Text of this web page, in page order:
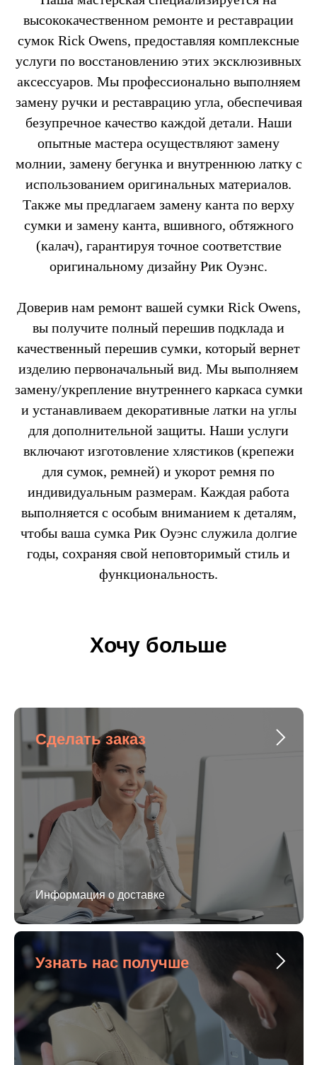
высококачественном ремонте и реставрации
сумок Rick Owens, предоставляя комплексные
услуги по восстановлению этих эксклюзивных
аксессуаров. Мы профессионально выполняем
замену ручки и реставрацию угла, обеспечивая
безупречное качество каждой детали. Наши
опытные мастера осуществляют замену
молнии, замену бегунка и внутреннюю латку с
использованием оригинальных материалов.
Также мы предлагаем замену канта по верху
сумки и замену канта, вшивного, обтяжного
(калач), гарантируя точное соответствие
оригинальному дизайну Рик Оуэнс.
Доверив нам ремонт вашей сумки Rick Owens,
вы получите полный перешив подклада и
качественный перешив сумки, который вернет
изделию первоначальный вид. Мы выполняем
замену/укрепление внутреннего каркаса сумки
и устанавливаем декоративные латки на углы
для дополнительной защиты. Наши услуги
включают изготовление хлястиков (крепежи
для сумок, ремней) и укорот ремня по
индивидуальным размерам. Каждая работа
выполняется с особым вниманием к деталям,
чтобы ваша сумка Рик Оуэнс служила долгие
годы, сохраняя свой неповторимый стиль и
функциональность.
Хочу больше
Сделать заказ
Информация о доставке
Узнать нас получше